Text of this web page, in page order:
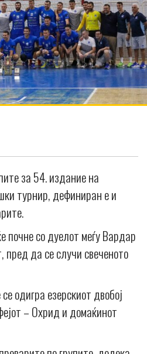
за 54. издание на
турнир, дефиниран е и
почне со дуелот меѓу Вардар
да се случи свеченото
одигра езерскиот двобој
– Охрид и домаќинот